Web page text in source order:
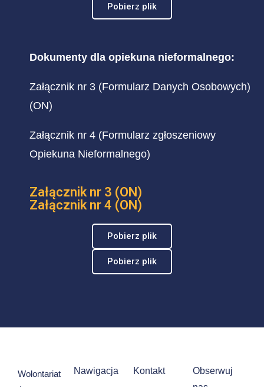
Pobierz plik
Dokumenty dla opiekuna nieformalnego:
Załącznik nr 3 (Formularz Danych Osobowych)
(ON)
Załącznik nr 4 (Formularz zgłoszeniowy
Opiekuna Nieformalnego)
Załącznik nr 3 (ON)
Załącznik nr 4 (ON)
Pobierz plik
Pobierz plik
Wolontariat
Nawigacja Kontakt
Obserwuj